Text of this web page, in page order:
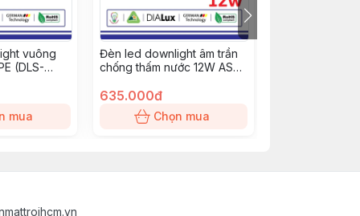
vuông
(DLS-
mua
Đèn led downlight âm trần
chống thấm nước 12W ASV
635.000đ
Chọn mua